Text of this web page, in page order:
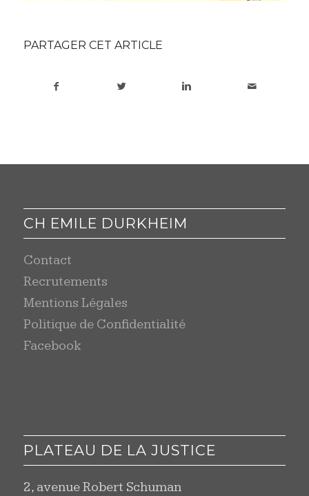
PARTAGER CET ARTICLE
CH EMILE DURKHEIM
Contact
Recrutements
Mentions Légales
Politique de Confidentialité
Facebook
PLATEAU DE LA JUSTICE
2, avenue Robert Schuman